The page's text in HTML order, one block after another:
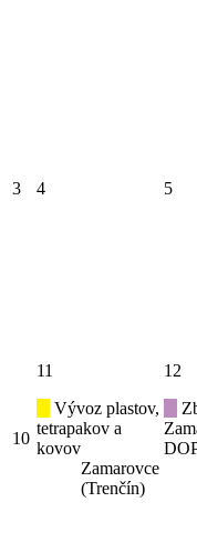
3 4 5
10
11
Vývoz plastov,
tetrapakov a
kovov
Zamarovce
(Trenčín)
12